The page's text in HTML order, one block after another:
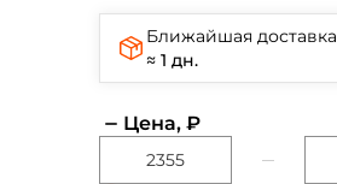
Ближайшая доставка
≈ 1 дн.
Цена, ₽